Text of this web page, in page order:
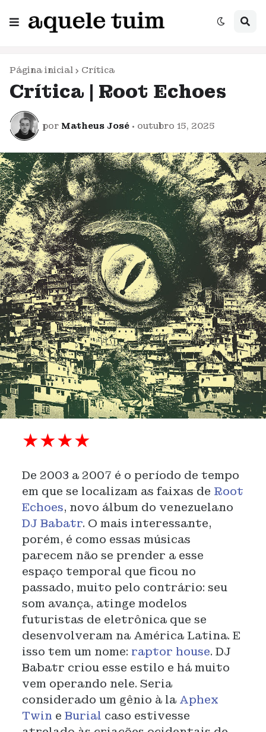
Página inicial Crítica
Crítica | Root Echoes
por Matheus José • outubro 15, 2025
★★★★
De 2003 a 2007 é o período de tempo
em que se localizam as faixas de Root
Echoes, novo álbum do venezuelano
DJ Babatr. O mais interessante,
porém, é como essas músicas
parecem não se prender a esse
espaço temporal que ficou no
passado, muito pelo contrário: seu
som avança, atinge modelos
futuristas de eletrônica que se
desenvolveram na América Latina. E
isso tem um nome: raptor house. DJ
Babatr criou esse estilo e há muito
vem operando nele. Seria
considerado um gênio à la Aphex
Twin e Burial caso estivesse